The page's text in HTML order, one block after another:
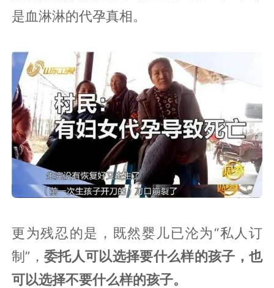
是血淋淋的代孕真相。
更为残忍的是，既然婴儿已沦为“私人订
制”，委托人可以选择要什么样的孩子，也
可以选择不要什么样的孩子。